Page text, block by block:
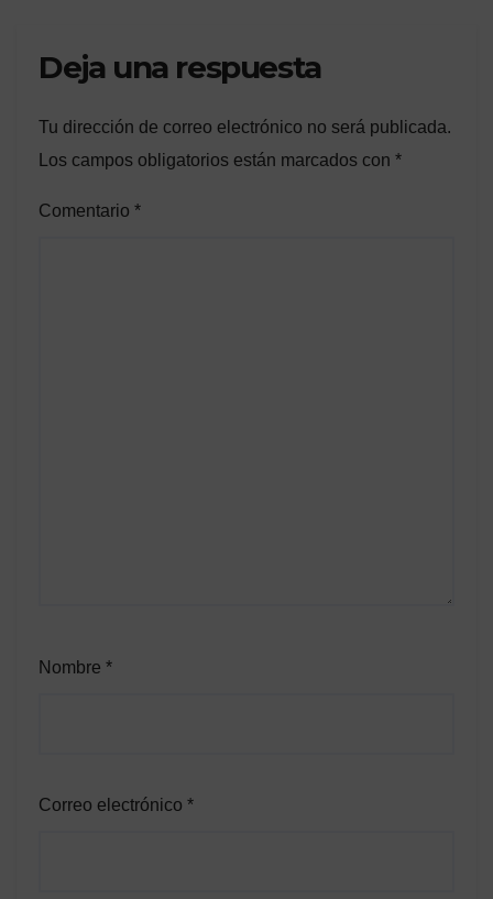
Deja una respuesta
Tu dirección de correo electrónico no será publicada.
Los campos obligatorios están marcados con *
Comentario *
Nombre *
Correo electrónico *